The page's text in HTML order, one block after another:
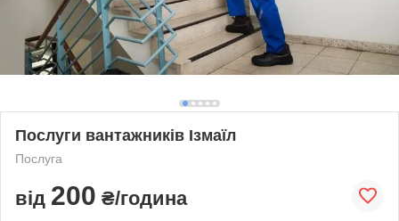
Послуги вантажників Ізмаїл
Послуга
від 200 ₴/година